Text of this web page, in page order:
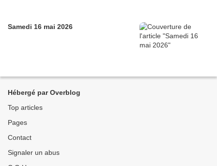
Samedi 16 mai 2026
Hébergé par Overblog
Top articles
Pages
Contact
Signaler un abus